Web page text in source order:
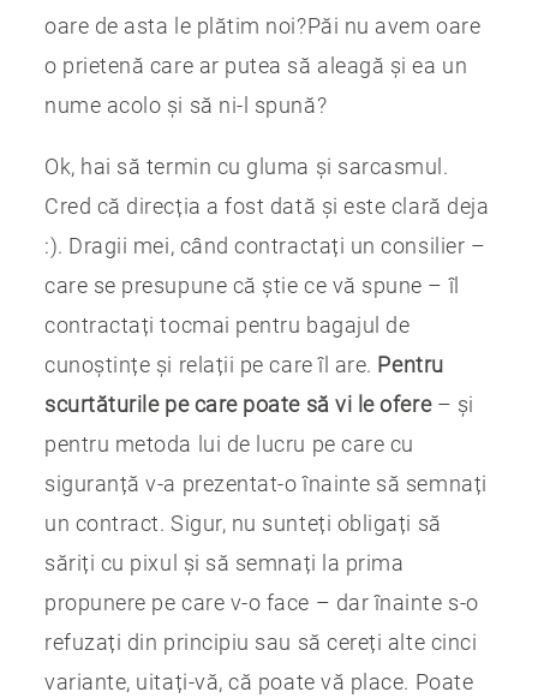
oare de asta le plătim noi?Păi nu avem oare
o prietenă care ar putea să aleagă și ea un
nume acolo și să ni-l spună?
Ok, hai să termin cu gluma și sarcasmul.
Cred că direcția a fost dată și este clară deja
:). Dragii mei, când contractați un consilier –
care se presupune că știe ce vă spune – îl
contractați tocmai pentru bagajul de
cunoștințe și relații pe care îl are. Pentru
scurtăturile pe care poate să vi le ofere– și
pentru metoda lui de lucru pe care cu
siguranță v-a prezentat-o înainte să semnați
un contract. Sigur, nu sunteți obligați să
săriți cu pixul și să semnați la prima
propunere pe care v-o face – dar înainte s-o
refuzați din principiu sau să cereți alte cinci
variante, uitați-vă, că poate vă place. Poate